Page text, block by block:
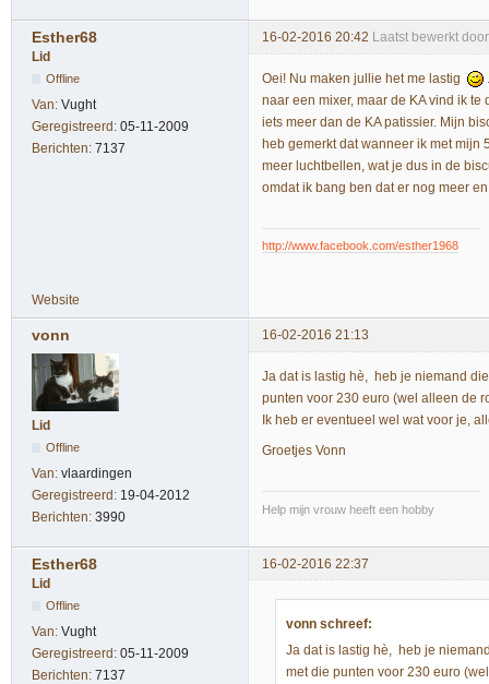
Esther68 16-02-2016 20:42 Laatst bewerkt
Lid
Offline
Van: Vught
Geregistreerd: 05-11-2009
Berichten: 7137
Oei! Nu maken jullie het me lastig
naar een mixer, maar de KA vind ik
iets meer dan de KA patissier. Mijn
heb gemerkt dat wanneer ik met mijn
meer luchtbellen, wat je dus in de
omdat ik bang ben dat er nog meer
http://www.facebook.com/esther1968
Website
vonn 16-02-2016 21:13
Lid
Offline
Van: vlaardingen
Geregistreerd: 19-04-2012
Berichten: 3990
Ja dat is lastig hè, heb je niemand
punten voor 230 euro (wel alleen de
Ik heb er eventueel wel wat voor je,
Groetjes Vonn
Help mijn vrouw heeft een hobby
Esther68
16-02-2016 22:37
Lid
Offline
Van: Vught
Geregistreerd: 05-11-2009
Berichten: 7137
vonn schreef:
Ja dat is lastig hè, heb je
met die punten voor 230 euro